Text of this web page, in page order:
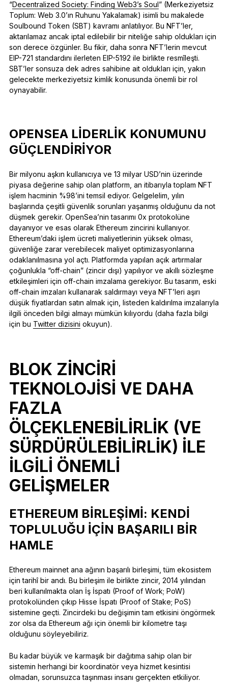
“Decentralized Society: Finding Web3’s Soul” (Merkeziyetsiz
Toplum: Web 3.0’ın Ruhunu Yakalamak) isimli bu makalede
Soulbound Token (SBT) kavramı anlatılıyor. Bu NFT’ler,
aktarılamaz ancak iptal edilebilir bir niteliğe sahip oldukları için
son derece özgünler. Bu fikir, daha sonra NFT’lerin mevcut
EIP-721 standardını ilerleten EIP-5192 ile birlikte resmîleşti.
SBT’ler sonsuza dek adres sahibine ait oldukları için, yakın
gelecekte merkeziyetsiz kimlik konusunda önemli bir rol
oynayabilir.
OPENSEA LIDERLIK KONUMUNU
GÜÇLENDIRIYOR
Bir milyonu aşkın kullanıcıya ve 13 milyar USD’nin üzerinde
piyasa değerine sahip olan platform, an itibarıyla toplam NFT
işlem hacminin %98’ini temsil ediyor. Gelgelelim, yılın
başlarında çeşitli güvenlik sorunları yaşanmış olduğunu da not
düşmek gerekir. OpenSea’nin tasarımı 0x protokolüne
dayanıyor ve esas olarak Ethereum zincirini kullanıyor.
Ethereum’daki işlem ücreti maliyetlerinin yüksek olması,
güvenliğe zarar verebilecek maliyet optimizasyonlarına
odaklanılmasına yol açtı. Platformda yapılan açık artırmalar
çoğunlukla “off-chain” (zincir dışı) yapılıyor ve akıllı sözleşme
etkileşimleri için off-chain imzalama gerekiyor. Bu tasarım, eski
off-chain imzaları kullanarak saldırmayı veya NFT’leri aşırı
düşük fiyatlardan satın almak için, listeden kaldırılma imzalarıyla
ilgili önceden bilgi almayı mümkün kılıyordu (daha fazla bilgi
için bu Twitter dizisini okuyun).
BLOK ZINCIRI
TEKNOLOJISI VE DAHA
FAZLA
ÖLÇEKLENEBILIRLIK (VE
SÜRDÜRÜLEBILIRLIK) ILE
ILGILI ÖNEMLI
GELIŞMELER
ETHEREUM BIRLEŞIMI: KENDI
TOPLULUĞU IÇIN BAŞARILI BIR
HAMLE
Ethereum mainnet ana ağının başarılı birleşimi, tüm ekosistem
için tarihî bir andı. Bu birleşim ile birlikte zincir, 2014 yılından
beri kullanılmakta olan İş İspatı (Proof of Work; PoW)
protokolünden çıkıp Hisse İspatı (Proof of Stake; PoS)
sistemine geçti. Zincirdeki bu değişimin tam etkisini öngörmek
zor olsa da Ethereum ağı için önemli bir kilometre taşı
olduğunu söyleyebiliriz.
Bu kadar büyük ve karmaşık bir dağıtıma sahip olan bir
sistemin herhangi bir koordinatör veya hizmet kesintisi
olmadan, sorunsuzca taşınması insanı gerçekten etkiliyor.